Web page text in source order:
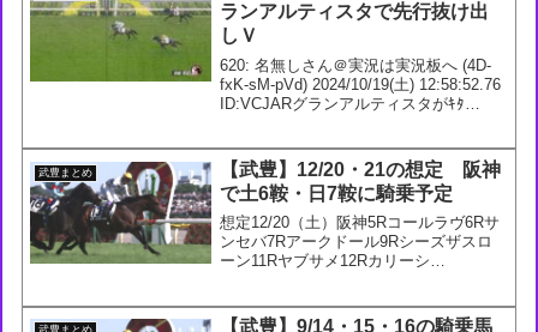
ランアルティスタで先行抜け出
しＶ
620: 名無しさん＠実況は実況板へ (4D-
fxK-sM-pVd) 2024/10/19(土) 12:58:52.76
ID:VCJARグランアルティスタがｷﾀ
武豊まとめ
【武豊】12/20・21の想定 阪神
で土6鞍・日7鞍に騎乗予定
想定12/20（土）阪神5Rコールラヴ6Rサ
ンセバ7Rアークドール9Rシーズザスロ
ーン11Rヤブサメ12Rカリーシ
ルアヴァー9Rヒルノドゴール10Rハビレ
武豊まとめ
【武豊】9/14・15・16の騎乗馬